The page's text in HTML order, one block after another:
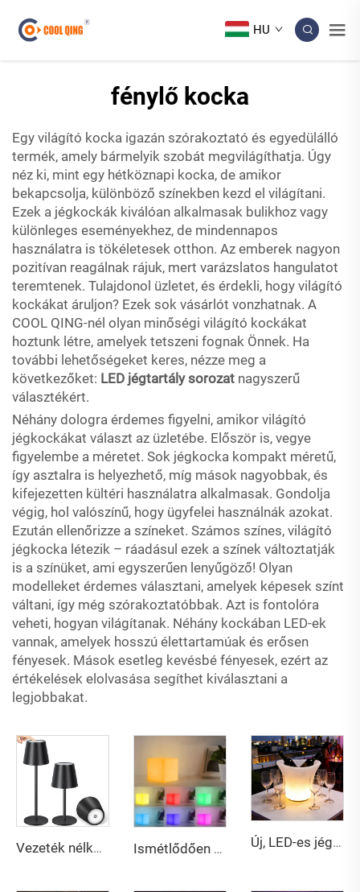
HU
fénylő kocka
Egy világító kocka igazán szórakoztató és egyedülálló
termék, amely bármelyik szobát megvilágíthatja. Úgy
néz ki, mint egy hétköznapi kocka, de amikor
bekapcsolja, különböző színekben kezd el világítani.
Ezek a jégkockák kiválóan alkalmasak bulikhoz vagy
különleges eseményekhez, de mindennapos
használatra is tökéletesek otthon. Az emberek nagyon
pozitívan reagálnak rájuk, mert varázslatos hangulatot
teremtenek. Tulajdonol üzletet, és érdekli, hogy világító
kockákat áruljon? Ezek sok vásárlót vonzhatnak. A
COOL QING-nél olyan minőségi világító kockákat
hoztunk létre, amelyek tetszeni fognak Önnek. Ha
további lehetőségeket keres, nézze meg a
következőket: LED jégtartály sorozat nagyszerű
választékért.
Néhány dologra érdemes figyelni, amikor világító
jégkockákat választ az üzletébe. Először is, vegye
figyelembe a méretet. Sok jégkocka kompakt méretű,
így asztalra is helyezhető, míg mások nagyobbak, és
kifejezetten kültéri használatra alkalmasak. Gondolja
végig, hol valószínű, hogy ügyfelei használnák azokat.
Ezután ellenőrizze a színeket. Számos színes, világító
jégkocka létezik – ráadásul ezek a színek változtatják
is a színüket, ami egyszerűen lenyűgöző! Olyan
modelleket érdemes választani, amelyek képesek színt
váltani, így még szórakoztatóbbak. Azt is fontolóra
veheti, hogyan világítanak. Néhány kockában LED-ek
vannak, amelyek hosszú élettartamúak és erősen
fényesek. Mások esetleg kevésbé fényesek, ezért az
értékelések elolvasása segíthet kiválasztani a
legjobbakat.
Vezeték nélküli RGB üveg alakú asztali lámpa, 3 fokozatú fényerőszabályozással Ismétlődően feltölthető 15 cm-es LED PE kocka RGB világítással, IP65, távirányítóval Új, LED-es jégtartó pezsgőtartó hűtő sörösüvegtartó, tartja hidegen az italt